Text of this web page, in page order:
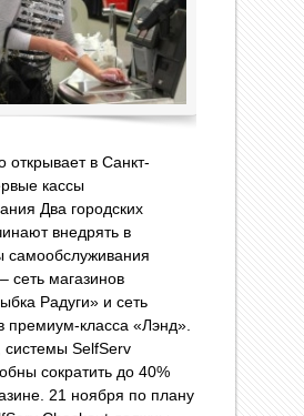
открывает в Санкт-
кассы
Два городских
внедрять в
самообслуживания
сеть магазинов
Радуги» и сеть
премиум-класса «Лэнд».
системы SelfServ
сократить до 40%
21 ноября по плану